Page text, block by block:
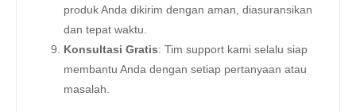
produk Anda dikirim dengan aman, diasuransikan
dan tepat waktu.
Konsultasi Gratis: Tim support kami selalu siap
membantu Anda dengan setiap pertanyaan atau
masalah.